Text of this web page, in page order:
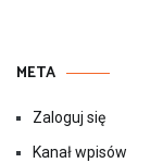
META
Zaloguj się
Kanał wpisów